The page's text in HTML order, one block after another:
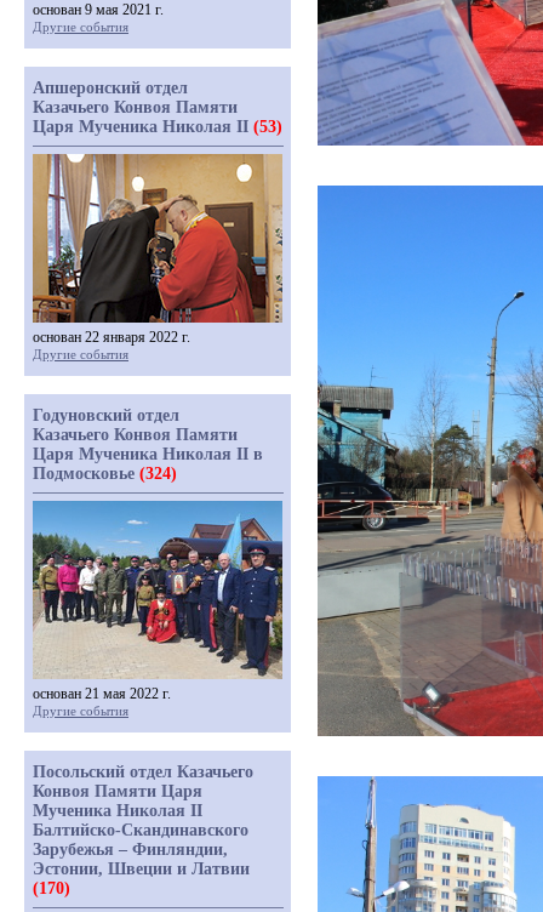
основан 9 мая 2021 г.
Другие события
Апшеронский отдел
Казачьего Конвоя Памяти
Царя Мученика Николая II (53)
основан 22 января 2022 г.
Другие события
Годуновский отдел
Казачьего Конвоя Памяти
Царя Мученика Николая II в
Подмосковье (324)
основан 21 мая 2022 г.
Другие события
Посольский отдел Казачьего
Конвоя Памяти Царя
Мученика Николая II
Балтийско-Скандинавского
Зарубежья – Финляндии,
Эстонии, Швеции и Латвии
(170)